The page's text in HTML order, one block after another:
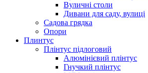
Вуличні столи
Дивани для саду, вулиці
Садова грядка
Опори
Плинтус
Плінтус підлоговий
Алюмінієвий плінтус
Гнучкий плінтус